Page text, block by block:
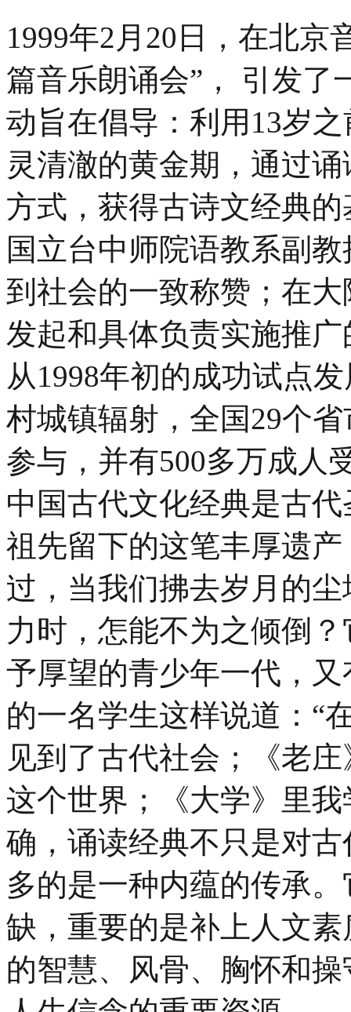
1999年2月20日，在北京
篇音乐朗诵会”， 引发了
动旨在倡导：利用13岁
灵清澈的黄金期，通过
方式，获得古诗文经典
国立台中师院语教系副
到社会的一致称赞；在
发起和具体负责实施推
从1998年初的成功试点
村城镇辐射，全国29个
参与，并有500多万成人
中国古代文化经典是古
祖先留下的这笔丰厚遗
过，当我们拂去岁月的
力时，怎能不为之倾倒
予厚望的青少年一代，
的一名学生这样说道：“
见到了古代社会；《老
这个世界；《大学》里
确，诵读经典不只是对
多的是一种内蕴的传承
缺，重要的是补上人文
的智慧、风骨、胸怀和